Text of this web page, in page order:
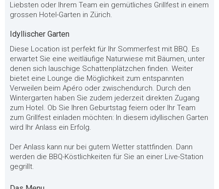
Liebsten oder Ihrem Team ein gemütliches Grillfest in einem
grossen Hotel-Garten in Zürich.
Idyllischer Garten
Diese Location ist perfekt für Ihr Sommerfest mit BBQ. Es
erwartet Sie eine weitläufige Naturwiese mit Bäumen, unter
denen sich lauschige Schattenplätzchen finden. Weiter
bietet eine Lounge die Möglichkeit zum entspannten
Verweilen beim Apéro oder zwischendurch. Durch den
Wintergarten haben Sie zudem jederzeit direkten Zugang
zum Hotel. Ob Sie Ihren Geburtstag feiern oder Ihr Team
zum Grillfest einladen möchten: In diesem idyllischen Garten
wird Ihr Anlass ein Erfolg.
Der Anlass kann nur bei gutem Wetter stattfinden. Dann
werden die BBQ-Köstlichkeiten für Sie an einer Live-Station
gegrillt.